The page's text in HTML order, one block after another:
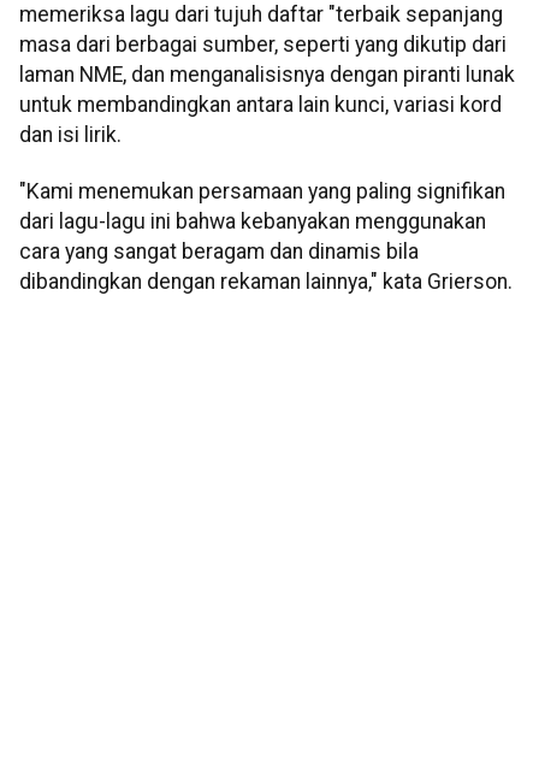
memeriksa lagu dari tujuh daftar "terbaik sepanjang
masa dari berbagai sumber, seperti yang dikutip dari
laman NME, dan menganalisisnya dengan piranti lunak
untuk membandingkan antara lain kunci, variasi kord
dan isi lirik.
"Kami menemukan persamaan yang paling signifikan
dari lagu-lagu ini bahwa kebanyakan menggunakan
cara yang sangat beragam dan dinamis bila
dibandingkan dengan rekaman lainnya," kata Grierson.